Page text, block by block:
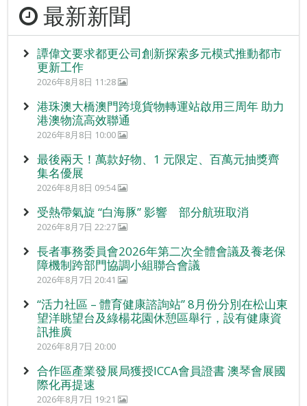
最新新聞
譚偉文要求都更公司創新探索多元模式推動都市
更新工作
2026年8月8日 11:28
港珠澳大橋澳門跨境貨物轉運站啟用三周年 助力
港澳物流高效聯通
2026年8月8日 10:00
最後兩天！萬款好物、1 元限定、百萬元抽獎齊
集名優展
2026年8月8日 09:54
受熱帶氣旋 “白海豚” 影響 部分航班取消
2026年8月7日 22:27
長者事務委員會2026年第二次全體會議及養老保
障機制跨部門協調小組聯合會議
2026年8月7日 20:41
“活力社區 – 體育健康諮詢站” 8月份分別在松山東
望洋眺望台及綠楊花園休憩區舉行，設有健康資
訊推廣
2026年8月7日 20:00
合作區產業發展局獲授ICCA會員證書 澳琴會展國
際化再提速
2026年8月7日 19:21